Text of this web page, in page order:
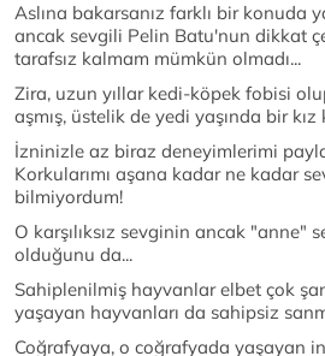
Aslına bakarsanız farklı bir konuda
ancak sevgili Pelin Batu'nun dikkat
tarafsız kalmam mümkün olmadı...
Zira, uzun yıllar kedi-köpek fobisi
aşmış, üstelik de yedi yaşında bir
İzninizle az biraz deneyimlerimi
Korkularımı aşana kadar ne kadar
bilmiyordum!
O karşılıksız sevginin ancak "anne"
olduğunu da...
Sahiplenilmiş hayvanlar elbet çok
yaşayan hayvanları da sahipsiz
Coğrafyaya, o coğrafyada yaşayan